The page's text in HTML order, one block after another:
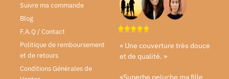
Suivre ma commande
Blog
F.A.Q / Contact
Politique de remboursement
et de retours
Conditions Générales de
« Une couverture très douce
et de qualité. »
«Superbe peluche ma fille